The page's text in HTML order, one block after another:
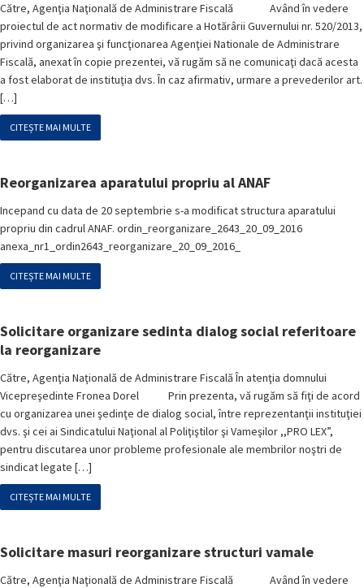
Către, Agenţia Naţională de Administrare Fiscală Având în vedere
proiectul de act normativ de modificare a Hotărârii Guvernului nr. 520/2013,
privind organizarea şi funcţionarea Agenţiei Nationale de Administrare
Fiscală, anexat în copie prezentei, vă rugăm să ne comunicaţi dacă acesta
a fost elaborat de instituţia dvs. În caz afirmativ, urmare a prevederilor art.
[…]
CITEȘTE MAI MULTE
Reorganizarea aparatului propriu al ANAF
Incepand cu data de 20 septembrie s-a modificat structura aparatului
propriu din cadrul ANAF. ordin_reorganizare_2643_20_09_2016
anexa_nr1_ordin2643_reorganizare_20_09_2016_
CITEȘTE MAI MULTE
Solicitare organizare sedinta dialog social referitoare
la reorganizare
Către, Agenţia Naţională de Administrare Fiscală În atenţia domnului
Vicepreşedinte Fronea Dorel Prin prezenta, vă rugăm să fiţi de acord
cu organizarea unei şedinţe de dialog social, între reprezentanţii instituţiei
dvs. şi cei ai Sindicatului Naţional al Poliţiştilor şi Vameşilor ,,PRO LEX”,
pentru discutarea unor probleme profesionale ale membrilor noştri de
sindicat legate […]
CITEȘTE MAI MULTE
Solicitare masuri reorganizare structuri vamale
Către, Agenţia Naţională de Administrare Fiscală Având în vedere